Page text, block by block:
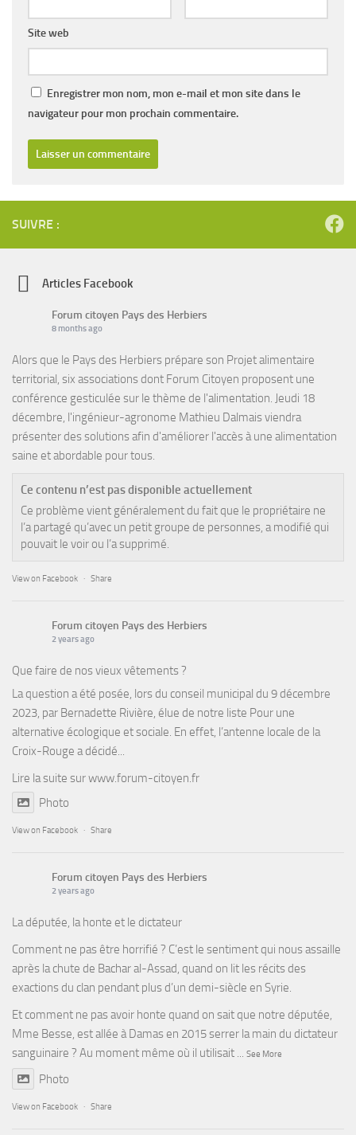
Site web
Enregistrer mon nom, mon e-mail et mon site dans le
navigateur pour mon prochain commentaire.
SUIVRE :
Articles Facebook
Forum citoyen Pays des Herbiers
8 months ago
Alors que le Pays des Herbiers prépare son Projet alimentaire
territorial, six associations dont Forum Citoyen proposent une
conférence gesticulée sur le thème de l'alimentation. Jeudi 18
décembre, l'ingénieur-agronome Mathieu Dalmais viendra
présenter des solutions afin d'améliorer l'accès à une alimentation
saine et abordable pour tous.
Ce contenu n’est pas disponible actuellement
Ce problème vient généralement du fait que le propriétaire ne
l’a partagé qu’avec un petit groupe de personnes, a modifié qui
pouvait le voir ou l’a supprimé.
View on Facebook · Share
Forum citoyen Pays des Herbiers
2 years ago
Que faire de nos vieux vêtements ?
La question a été posée, lors du conseil municipal du 9 décembre
2023, par Bernadette Rivière, élue de notre liste Pour une
alternative écologique et sociale. En effet, l’antenne locale de la
Croix-Rouge a décidé...
Lire la suite surwww.forum-citoyen.fr
Photo
View on Facebook · Share
Forum citoyen Pays des Herbiers
2 years ago
La députée, la honte et le dictateur
Comment ne pas être horrifié ? C’est le sentiment qui nous assaille
après la chute de Bachar al-Assad, quand on lit les récits des
exactions du clan pendant plus d’un demi-siècle en Syrie.
Et comment ne pas avoir honte quand on sait que notre députée,
Mme Besse, est allée à Damas en 2015 serrer la main du dictateur
sanguinaire ? Au moment même où il utilisait ... See More
Photo
View on Facebook · Share